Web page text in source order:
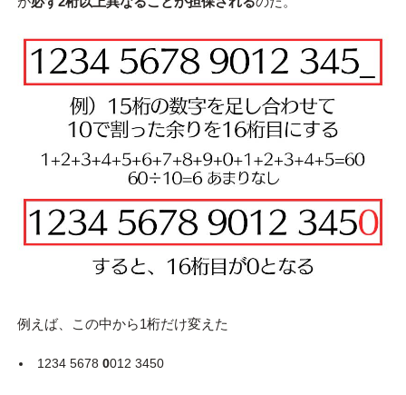
例えば、この中から1桁だけ変えた
1234 5678 0012 3450